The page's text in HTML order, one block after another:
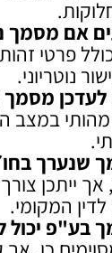
אם
פרטי
נוטריוני.
לעדכן
מהותי במצב
שנערך
ייתכן
המקומי.
בע"פ יכול